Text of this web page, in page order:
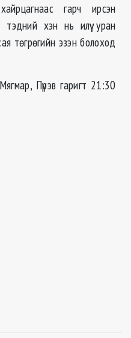
гарч ирсэн
хэн нь илүү уран
төгрөгийн эзэн болоход
Пүрэв гаригт 21:30